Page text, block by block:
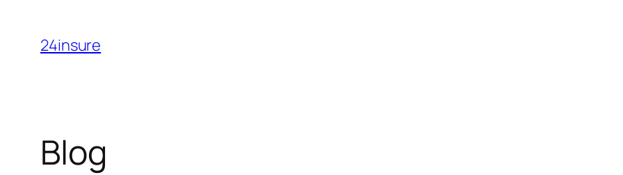
content
24insure
Blog